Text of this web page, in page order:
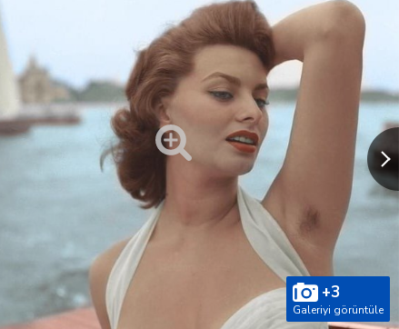
+3
Galeriyi görüntüle